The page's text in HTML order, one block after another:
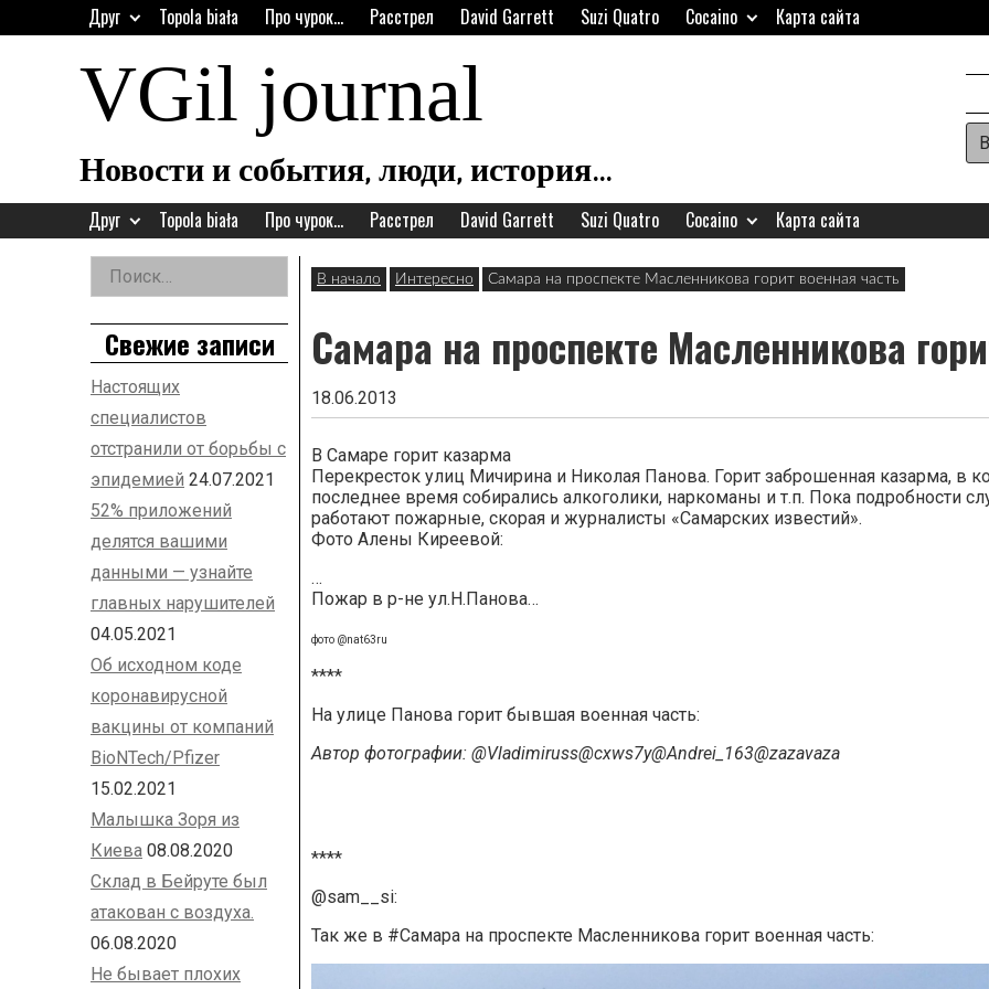
к
Друг Topola biała Про чурок… Расстрел David Garrett Suzi Quatro Cocaino Карта сайта
VGil journal
Новости и события, люди, история…
Друг Topola biała Про чурок… Расстрел David Garrett Suzi Quatro Cocaino Карта сайта
В начало Интересно Самара на проспекте Масленникова горит военная часть
Самара на проспекте Масленникова
18.06.2013
В Самаре горит казарма
Перекресток улиц Мичирина и Николая Панова. Горит заброшенная казарма, в
последнее время собирались алкоголики, наркоманы и т.п. Пока подробности
работают пожарные, скорая и журналисты «Самарских известий».
Фото Алены Киреевой:
…
Пожар в р-не ул.Н.Панова…
фото @nat63ru
****
На улице Панова горит бывшая военная часть:
Автор фотографии: @Vladimiruss@cxws7y@Andrei_163@zazavaza
****
@sam__si:
Так же в #Самара на проспекте Масленникова горит военная часть:
Дополнительная
заметка
Найти:
Свежие записи
Настоящих
специалистов
отстранили от борьбы с
эпидемией 24.07.2021
52% приложений
делятся вашими
данными — узнайте
главных нарушителей
04.05.2021
Об исходном коде
коронавирусной
вакцины от компаний
BioNTech/Pfizer
15.02.2021
Малышка Зоря из
Киева 08.08.2020
Склад в Бейруте был
атакован с воздуха.
06.08.2020
Не бывает плохих